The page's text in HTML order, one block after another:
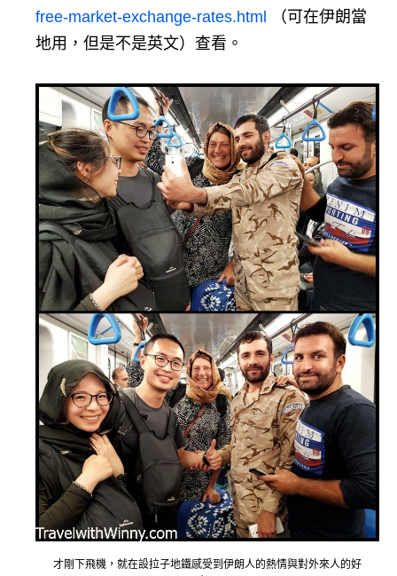
free-market-exchange-rates.html （可在伊朗當
地用，但是不是英文）查看。
才剛下飛機，就在設拉子地鐵感受到伊朗人的熱情與對外來人的好